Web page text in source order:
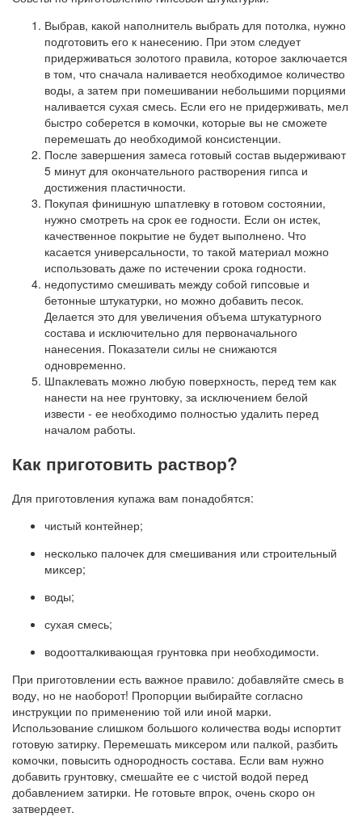
Выбрав, какой наполнитель выбрать для потолка, нужно
подготовить его к нанесению. При этом следует
придерживаться золотого правила, которое заключается
в том, что сначала наливается необходимое количество
воды, а затем при помешивании небольшими порциями
наливается сухая смесь. Если его не придерживать, мел
быстро соберется в комочки, которые вы не сможете
перемешать до необходимой консистенции.
После завершения замеса готовый состав выдерживают
5 минут для окончательного растворения гипса и
достижения пластичности.
Покупая финишную шпатлевку в готовом состоянии,
нужно смотреть на срок ее годности. Если он истек,
качественное покрытие не будет выполнено. Что
касается универсальности, то такой материал можно
использовать даже по истечении срока годности.
недопустимо смешивать между собой гипсовые и
бетонные штукатурки, но можно добавить песок.
Делается это для увеличения объема штукатурного
состава и исключительно для первоначального
нанесения. Показатели силы не снижаются
одновременно.
Шпаклевать можно любую поверхность, перед тем как
нанести на нее грунтовку, за исключением белой
извести - ее необходимо полностью удалить перед
началом работы.
Как приготовить раствор?
Для приготовления купажа вам понадобятся:
чистый контейнер;
несколько палочек для смешивания или строительный
миксер;
воды;
сухая смесь;
водоотталкивающая грунтовка при необходимости.
При приготовлении есть важное правило: добавляйте смесь в
воду, но не наоборот! Пропорции выбирайте согласно
инструкции по применению той или иной марки.
Использование слишком большого количества воды испортит
готовую затирку. Перемешать миксером или палкой, разбить
комочки, повысить однородность состава. Если вам нужно
добавить грунтовку, смешайте ее с чистой водой перед
добавлением затирки. Не готовьте впрок, очень скоро он
затвердеет.